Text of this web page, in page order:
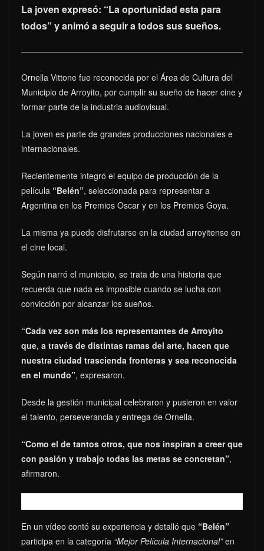
La joven expresó: “La oportunidad esta para
todos” y animó a seguir a todos sus sueños.
Ornella Vittone fue reconocida por el Área de Cultura del
Municipio de Arroyito, por cumplir su sueño de hacer cine y
formar parte de la industria audiovisual.
La joven es parte de grandes producciones nacionales e
internacionales.
Recientemente integró el equipo de producción de la
película “Belén”, seleccionada para representar a
Argentina en los Premios Oscar y en los Premios Goya.
La misma ya puede disfrutarse en la ciudad arroyitense en
el cine local.
Según narró el municipio, se trata de una historia que
recuerda que nada es imposible cuando se lucha con
convicción por alcanzar los sueños.
“Cada vez son más los representantes de Arroyito
que, a través de distintas ramas del arte, hacen que
nuestra ciudad trascienda fronteras y sea reconocida
en el mundo”, expresaron.
Desde la gestión municipal celebraron y pusieron en valor
el talento, perseverancia y entrega de Ornella.
“Como el de tantos otros, que nos inspiran a creer que
con pasión y trabajo todas las metas se concretan”,
afirmaron.
En un vídeo contó su experiencia y detalló que “Belén”
participa en la categoría “Mejor Película Internacional”en